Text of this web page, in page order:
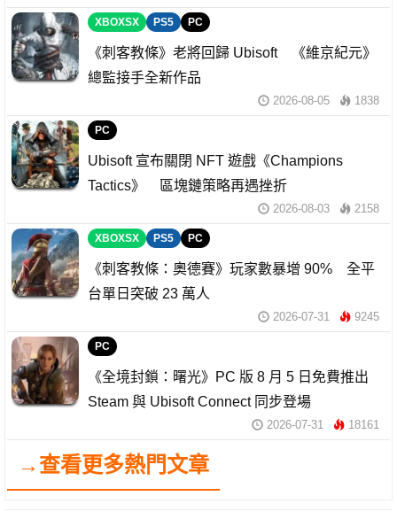
XBOXSX PS5 PC
《刺客教條》老將回歸 Ubisoft 《維京紀元》
總監接手全新作品
2026-08-05 1838
PC
Ubisoft 宣布關閉 NFT 遊戲《Champions
Tactics》 區塊鏈策略再遇挫折
2026-08-03 2158
XBOXSX PS5 PC
《刺客教條：奧德賽》玩家數暴增 90% 全平
台單日突破 23 萬人
2026-07-31 9245
PC
《全境封鎖：曙光》PC 版 8 月 5 日免費推出
Steam 與 Ubisoft Connect 同步登場
2026-07-31 18161
→查看更多熱門文章